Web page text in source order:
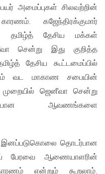
அமைப்புகள் சிலவற்றின்
கஜேந்திரக்குமார்
தமிழ்த் தேசிய மக்கள்
சென்று இது குறித்த
தேசிய கூட்டமைப்பில்
வட மாகாண சபையின்
முறையில் ஜெனீவா சென்று
ஆவணங்களை
இனப்படுகொலை தொடர்பான
பேரவை ஆணையாளரின்
என்றும் கூறலாம்.